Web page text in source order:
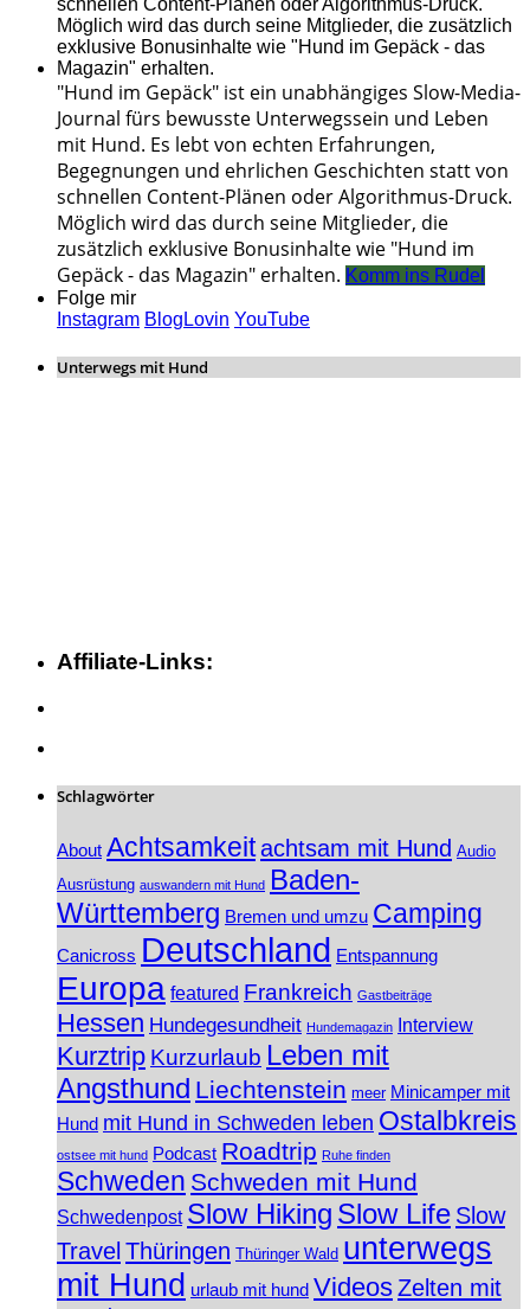
"Hund im Gepäck" ist ein unabhängiges Slow-Media-
Journal fürs bewusste Unterwegssein und Leben
mit Hund. Es lebt von echten Erfahrungen,
Begegnungen und ehrlichen Geschichten statt von
schnellen Content-Plänen oder Algorithmus-Druck.
Möglich wird das durch seine Mitglieder, die
zusätzlich exklusive Bonusinhalte wie "Hund im
Gepäck - das Magazin" erhalten. Komm ins Rudel
Folge mir
Instagram BlogLovin YouTube
Unterwegs mit Hund
Affiliate-Links:
Schlagwörter
About Achtsamkeitachtsam mit Hund Audio
Ausrüstung auswandern mit Hund Baden-
Württemberg Bremen und umzu Camping
Canicross Deutschland Entspannung
Europa featured Frankreich Gastbeiträge
Hessen Hundegesundheit Hundemagazin Interview
Kurztrip Kurzurlaub Leben mit
Angsthund Liechtenstein meer Minicamper mit
Hund mit Hund in Schweden leben Ostalbkreis
ostsee mit hund Podcast Roadtrip Ruhe finden
Schweden Schweden mit Hund
Schwedenpost Slow Hiking Slow Life Slow
Travel Thüringen Thüringer Wald unterwegs
mit Hund urlaub mit hund VideosZelten mit